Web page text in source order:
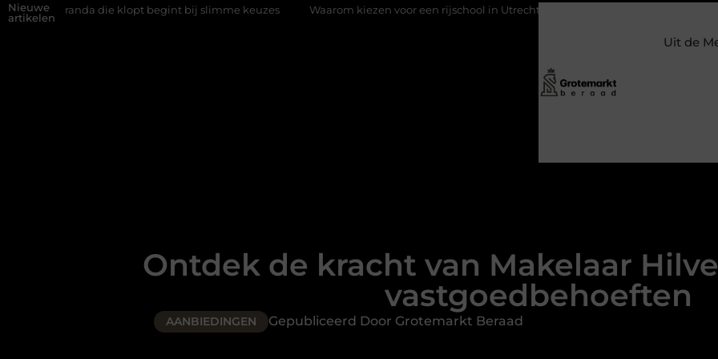
Nieuwe
artikelen
die klopt begint bij slimme keuzes Waarom kiezen voor een rijschool in Utrecht? Duurzaamheid verweven in de
Uit de
Ontdek de kracht van Makelaar
vastgoedbehoeften
AANBIEDINGEN Gepubliceerd Door Grotemarkt Beraad